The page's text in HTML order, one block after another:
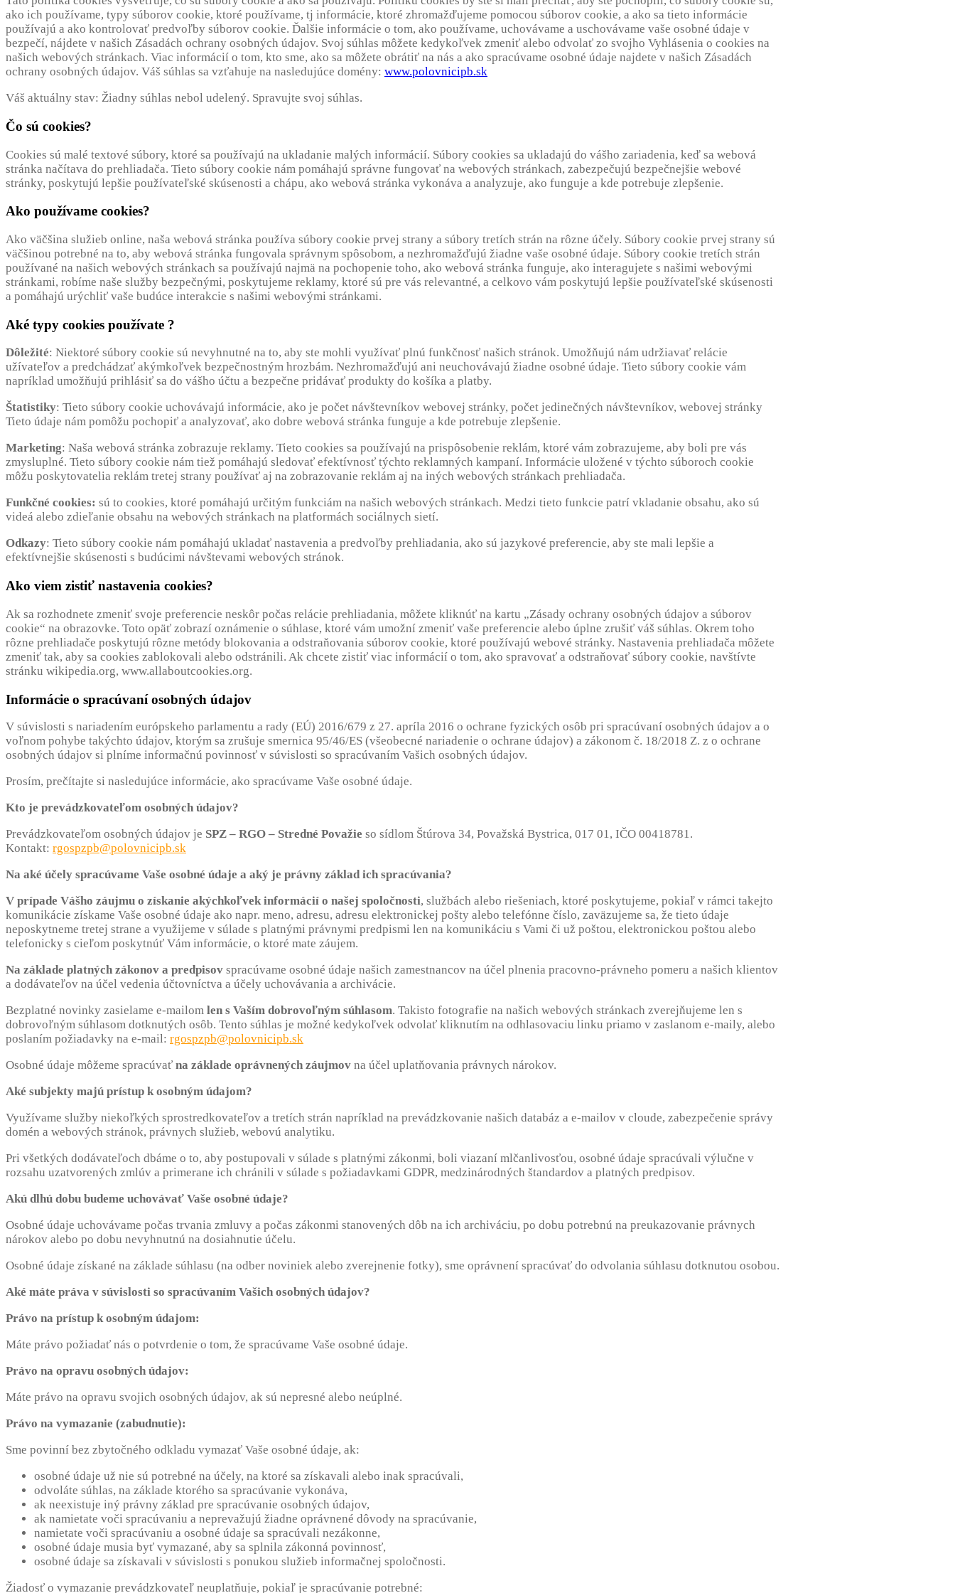
ako ich používame, typy súborov cookie, ktoré používame, tj informácie, ktoré zhromažďujeme pomocou súborov cookie, a ako sa tieto informácie
používajú a ako kontrolovať predvoľby súborov cookie. Ďalšie informácie o tom, ako používame, uchovávame a uschovávame vaše osobné údaje v
bezpečí, nájdete v našich Zásadách ochrany osobných údajov. Svoj súhlas môžete kedykoľvek zmeniť alebo odvolať zo svojho Vyhlásenia o cookies na
našich webových stránkach. Viac informácií o tom, kto sme, ako sa môžete obrátiť na nás a ako spracúvame osobné údaje najdete v našich Zásadách
ochrany osobných údajov. Váš súhlas sa vzťahuje na nasledujúce domény: www.polovnicipb.sk
Váš aktuálny stav: Žiadny súhlas nebol udelený. Spravujte svoj súhlas.
Čo sú cookies?
Cookies sú malé textové súbory, ktoré sa používajú na ukladanie malých informácií. Súbory cookies sa ukladajú do vášho zariadenia, keď sa webová
stránka načítava do prehliadača. Tieto súbory cookie nám pomáhajú správne fungovať na webových stránkach, zabezpečujú bezpečnejšie webové
stránky, poskytujú lepšie používateľské skúsenosti a chápu, ako webová stránka vykonáva a analyzuje, ako funguje a kde potrebuje zlepšenie.
Ako používame cookies?
Ako väčšina služieb online, naša webová stránka používa súbory cookie prvej strany a súbory tretích strán na rôzne účely. Súbory cookie prvej strany sú
väčšinou potrebné na to, aby webová stránka fungovala správnym spôsobom, a nezhromažďujú žiadne vaše osobné údaje. Súbory cookie tretích strán
používané na našich webových stránkach sa používajú najmä na pochopenie toho, ako webová stránka funguje, ako interagujete s našimi webovými
stránkami, robíme naše služby bezpečnými, poskytujeme reklamy, ktoré sú pre vás relevantné, a celkovo vám poskytujú lepšie používateľské skúsenosti
a pomáhajú urýchliť vaše budúce interakcie s našimi webovými stránkami.
Aké typy cookies používate ?
Dôležité: Niektoré súbory cookie sú nevyhnutné na to, aby ste mohli využívať plnú funkčnosť našich stránok. Umožňujú nám udržiavať relácie
užívateľov a predchádzať akýmkoľvek bezpečnostným hrozbám. Nezhromažďujú ani neuchovávajú žiadne osobné údaje. Tieto súbory cookie vám
napríklad umožňujú prihlásiť sa do vášho účtu a bezpečne pridávať produkty do košíka a platby.
Štatistiky: Tieto súbory cookie uchovávajú informácie, ako je počet návštevníkov webovej stránky, počet jedinečných návštevníkov, webovej stránky
Tieto údaje nám pomôžu pochopiť a analyzovať, ako dobre webová stránka funguje a kde potrebuje zlepšenie.
Marketing: Naša webová stránka zobrazuje reklamy. Tieto cookies sa používajú na prispôsobenie reklám, ktoré vám zobrazujeme, aby boli pre vás
zmysluplné. Tieto súbory cookie nám tiež pomáhajú sledovať efektívnosť týchto reklamných kampaní. Informácie uložené v týchto súboroch cookie
môžu poskytovatelia reklám tretej strany používať aj na zobrazovanie reklám aj na iných webových stránkach prehliadača.
Funkčné cookies: sú to cookies, ktoré pomáhajú určitým funkciám na našich webových stránkach. Medzi tieto funkcie patrí vkladanie obsahu, ako sú
videá alebo zdieľanie obsahu na webových stránkach na platformách sociálnych sietí.
Odkazy: Tieto súbory cookie nám pomáhajú ukladať nastavenia a predvoľby prehliadania, ako sú jazykové preferencie, aby ste mali lepšie a
efektívnejšie skúsenosti s budúcimi návštevami webových stránok.
Ako viem zistiť nastavenia cookies?
Ak sa rozhodnete zmeniť svoje preferencie neskôr počas relácie prehliadania, môžete kliknúť na kartu „Zásady ochrany osobných údajov a súborov
cookie“ na obrazovke. Toto opäť zobrazí oznámenie o súhlase, ktoré vám umožní zmeniť vaše preferencie alebo úplne zrušiť váš súhlas. Okrem toho
rôzne prehliadače poskytujú rôzne metódy blokovania a odstraňovania súborov cookie, ktoré používajú webové stránky. Nastavenia prehliadača môžete
zmeniť tak, aby sa cookies zablokovali alebo odstránili. Ak chcete zistiť viac informácií o tom, ako spravovať a odstraňovať súbory cookie, navštívte
stránku wikipedia.org, www.allaboutcookies.org.
Informácie o spracúvaní osobných údajov
V súvislosti s nariadením európskeho parlamentu a rady (EÚ) 2016/679 z 27. apríla 2016 o ochrane fyzických osôb pri spracúvaní osobných údajov a o
voľnom pohybe takýchto údajov, ktorým sa zrušuje smernica 95/46/ES (všeobecné nariadenie o ochrane údajov) a zákonom č. 18/2018 Z. z o ochrane
osobných údajov si plníme informačnú povinnosť v súvislosti so spracúvaním Vašich osobných údajov.
Prosím, prečítajte si nasledujúce informácie, ako spracúvame Vaše osobné údaje.
Kto je prevádzkovateľom osobných údajov?
Prevádzkovateľom osobných údajov je SPZ – RGO – Stredné Považie so sídlom Štúrova 34, Považská Bystrica, 017 01, IČO 00418781.
Kontakt: rgospzpb@polovnicipb.sk
Na aké účely spracúvame Vaše osobné údaje a aký je právny základ ich spracúvania?
V prípade Vášho záujmu o získanie akýchkoľvek informácií o našej spoločnosti, službách alebo riešeniach, ktoré poskytujeme, pokiaľ v rámci takejto
komunikácie získame Vaše osobné údaje ako napr. meno, adresu, adresu elektronickej pošty alebo telefónne číslo, zaväzujeme sa, že tieto údaje
neposkytneme tretej strane a využijeme v súlade s platnými právnymi predpismi len na komunikáciu s Vami či už poštou, elektronickou poštou alebo
telefonicky s cieľom poskytnúť Vám informácie, o ktoré mate záujem.
Na základe platných zákonov a predpisov spracúvame osobné údaje našich zamestnancov na účel plnenia pracovno-právneho pomeru a našich klientov
a dodávateľov na účel vedenia účtovníctva a účely uchovávania a archivácie.
Bezplatné novinky zasielame e-mailom len s Vaším dobrovoľným súhlasom. Takisto fotografie na našich webových stránkach zverejňujeme len s
dobrovoľným súhlasom dotknutých osôb. Tento súhlas je možné kedykoľvek odvolať kliknutím na odhlasovaciu linku priamo v zaslanom e-maily, alebo
poslaním požiadavky na e-mail: rgospzpb@polovnicipb.sk
Osobné údaje môžeme spracúvať na základe oprávnených záujmov na účel uplatňovania právnych nárokov.
Aké subjekty majú prístup k osobným údajom?
Využívame služby niekoľkých sprostredkovateľov a tretích strán napríklad na prevádzkovanie našich databáz a e-mailov v cloude, zabezpečenie správy
domén a webových stránok, právnych služieb, webovú analytiku.
Pri všetkých dodávateľoch dbáme o to, aby postupovali v súlade s platnými zákonmi, boli viazaní mlčanlivosťou, osobné údaje spracúvali výlučne v
rozsahu uzatvorených zmlúv a primerane ich chránili v súlade s požiadavkami GDPR, medzinárodných štandardov a platných predpisov.
Akú dlhú dobu budeme uchovávať Vaše osobné údaje?
Osobné údaje uchovávame počas trvania zmluvy a počas zákonmi stanovených dôb na ich archiváciu, po dobu potrebnú na preukazovanie právnych
nárokov alebo po dobu nevyhnutnú na dosiahnutie účelu.
Osobné údaje získané na základe súhlasu (na odber noviniek alebo zverejnenie fotky), sme oprávnení spracúvať do odvolania súhlasu dotknutou osobou.
Aké máte práva v súvislosti so spracúvaním Vašich osobných údajov?
Právo na prístup k osobným údajom:
Máte právo požiadať nás o potvrdenie o tom, že spracúvame Vaše osobné údaje.
Právo na opravu osobných údajov:
Máte právo na opravu svojich osobných údajov, ak sú nepresné alebo neúplné.
Právo na vymazanie (zabudnutie):
Sme povinní bez zbytočného odkladu vymazať Vaše osobné údaje, ak:
osobné údaje už nie sú potrebné na účely, na ktoré sa získavali alebo inak spracúvali,
odvoláte súhlas, na základe ktorého sa spracúvanie vykonáva,
ak neexistuje iný právny základ pre spracúvanie osobných údajov,
ak namietate voči spracúvaniu a neprevažujú žiadne oprávnené dôvody na spracúvanie,
namietate voči spracúvaniu a osobné údaje sa spracúvali nezákonne,
osobné údaje musia byť vymazané, aby sa splnila zákonná povinnosť,
osobné údaje sa získavali v súvislosti s ponukou služieb informačnej spoločnosti.
Žiadosť o vymazanie prevádzkovateľ neuplatňuje, pokiaľ je spracúvanie potrebné: